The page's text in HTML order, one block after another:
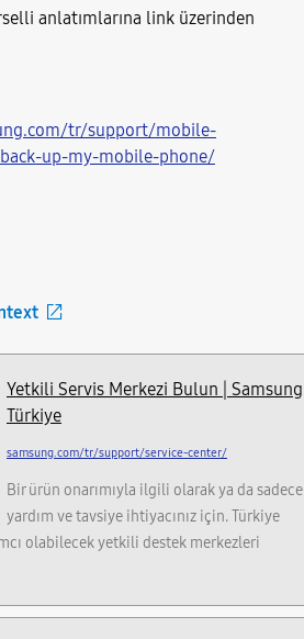
anlatımlarına link üzerinden
tr/support/mobile-
up-my-mobile-phone/
Yetkili Servis Merkezi Bulun | Samsung
Türkiye
samsung.com/tr/support/service-center/
Bir ürün onarımıyla ilgili olarak ya da sadece
yardım ve tavsiye ihtiyacınız için. Türkiye
olabilecek yetkili destek merkezleri